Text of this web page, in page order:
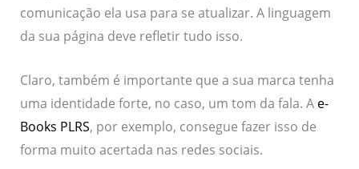
comunicação ela usa para se atualizar. A linguagem
da sua página deve refletir tudo isso.
Claro, também é importante que a sua marca tenha
uma identidade forte, no caso, um tom da fala. A e-
Books PLRS, por exemplo, consegue fazer isso de
forma muito acertada nas redes sociais.